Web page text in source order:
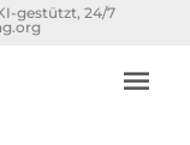
gestützt, 24/7